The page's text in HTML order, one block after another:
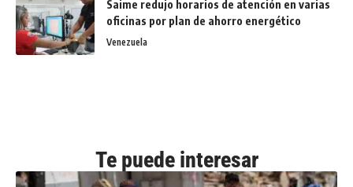
Saime redujo horarios de atención en varias
oficinas por plan de ahorro energético
Venezuela
Te puede interesar